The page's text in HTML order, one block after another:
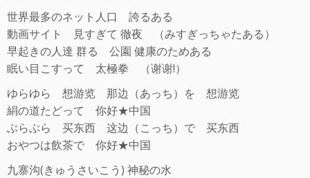
世界最多のネット人口 誇るある
動画サイト 見すぎて 徹夜 （みすぎっちゃたある）
早起きの人達 群る 公園 健康のためある
眠い目こすって 太極拳 （谢谢!）
ゆらゆら 想游览 那边（あっち）を 想游览
絹の道たどって 你好★中国
ぶらぶら 买东西 这边（こっち）で 买东西
おやつは飲茶で 你好★中国
九寨沟(きゅうさいこう) 神秘の水